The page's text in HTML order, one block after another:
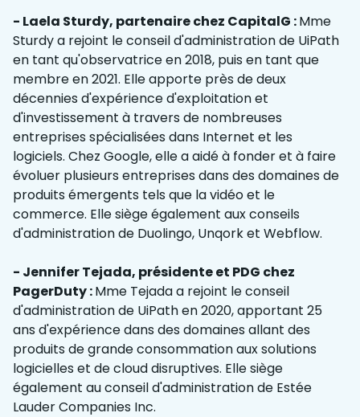
- Laela Sturdy, partenaire chez CapitalG :Mme
Sturdy a rejoint le conseil d'administration de UiPath
en tant qu'observatrice en 2018, puis en tant que
membre en 2021. Elle apporte près de deux
décennies d'expérience d'exploitation et
d'investissement à travers de nombreuses
entreprises spécialisées dans Internet et les
logiciels. Chez Google, elle a aidé à fonder et à faire
évoluer plusieurs entreprises dans des domaines de
produits émergents tels que la vidéo et le
commerce. Elle siège également aux conseils
d'administration de Duolingo, Unqork et Webflow.
- Jennifer Tejada, présidente et PDG chez
PagerDuty :Mme Tejada a rejoint le conseil
d'administration de UiPath en 2020, apportant 25
ans d'expérience dans des domaines allant des
produits de grande consommation aux solutions
logicielles et de cloud disruptives. Elle siège
également au conseil d'administration de Estée
Lauder Companies Inc.